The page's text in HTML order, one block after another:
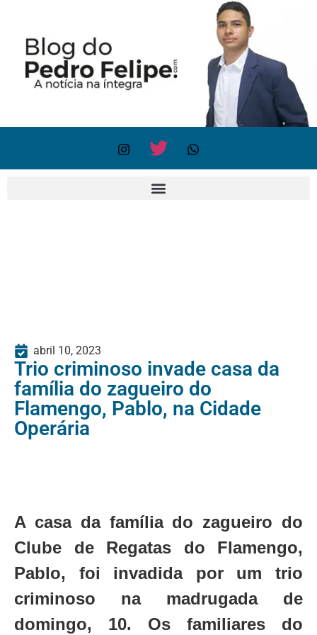
abril 10, 2023
Trio criminoso invade casa da
família do zagueiro do
Flamengo, Pablo, na Cidade
Operária
A casa da família do zagueiro do
Clube de Regatas do Flamengo,
Pablo, foi invadida por um trio
criminoso na madrugada de
domingo, 10. Os familiares do